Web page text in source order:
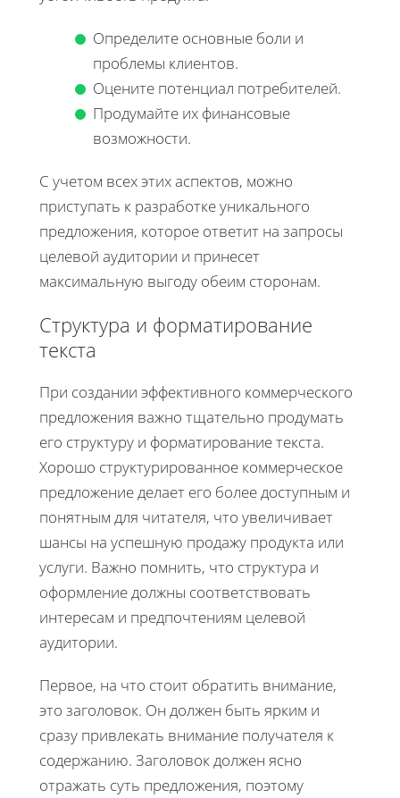
Определите основные боли и
проблемы клиентов.
Оцените потенциал потребителей.
Продумайте их финансовые
возможности.
С учетом всех этих аспектов, можно
приступать к разработке уникального
предложения, которое ответит на запросы
целевой аудитории и принесет
максимальную выгоду обеим сторонам.
Структура и форматирование
текста
При создании эффективного коммерческого
предложения важно тщательно продумать
его структуру и форматирование текста.
Хорошо структурированное коммерческое
предложение делает его более доступным и
понятным для читателя, что увеличивает
шансы на успешную продажу продукта или
услуги. Важно помнить, что структура и
оформление должны соответствовать
интересам и предпочтениям целевой
аудитории.
Первое, на что стоит обратить внимание,
это заголовок. Он должен быть ярким и
сразу привлекать внимание получателя к
содержанию. Заголовок должен ясно
отражать суть предложения, поэтому